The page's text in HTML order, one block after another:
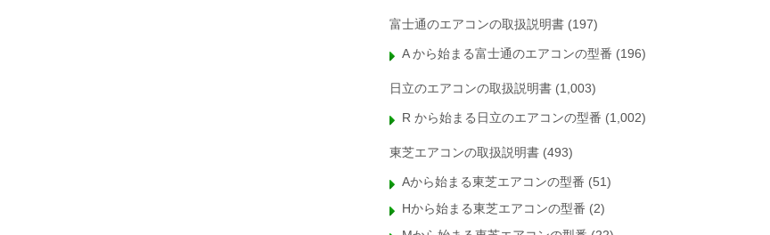
富士通のエアコンの取扱説明書 (197)
A から始まる富士通のエアコンの型番 (196)
日立のエアコンの取扱説明書 (1,003)
R から始まる日立のエアコンの型番 (1,002)
東芝エアコンの取扱説明書 (493)
Aから始まる東芝エアコンの型番 (51)
Hから始まる東芝エアコンの型番 (2)